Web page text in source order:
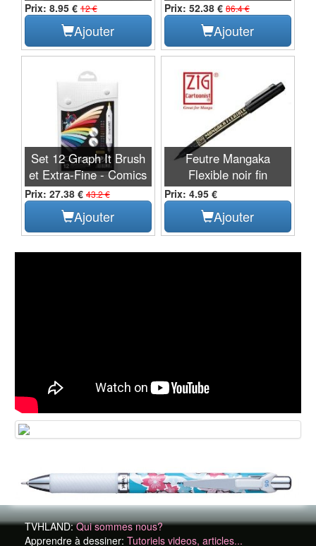
Prix: 8.95 € 12 €
Ajouter
Prix: 52.38 € 86.4 €
Ajouter
Set 12 Graph It Brush
et Extra-Fine - Comics
Prix: 27.38 € 43.2 €
Ajouter
Feutre Mangaka
Flexible noir fin
Prix: 4.95 €
Ajouter
TVHLAND:Qui sommes nous?
Apprendre à dessiner: Tutoriels videos, articles...